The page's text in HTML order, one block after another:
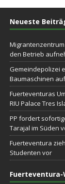
Neueste
den Betrieb
Gemeindepolizei
Baumaschinen
Fuerteventuras
RIU Palace Tres
PP fordert
Tarajal im Süden
Fuerteventura
Studenten vor